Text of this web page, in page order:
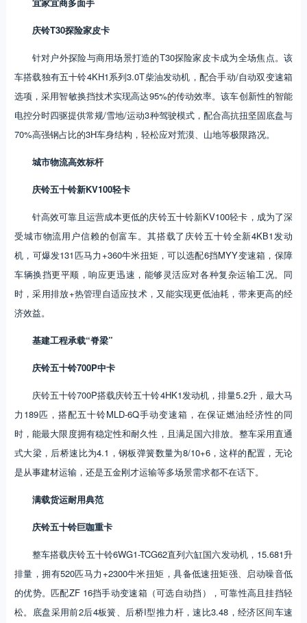
庆铃T30探险家皮卡
针对户外探险与商用场景打造的T30探险家皮卡成为全场焦点。该
车搭载独有五十铃4KH1系列3.0T柴油发动机，配合手动/自动双变速箱
选项，采用智敏换挡技术实现高达95%的传动效率。该车创新性的智能
电控分时四驱提供常规/雪地/运动3种驾驶模式，配合高抗扭坚固底盘与
70%高强钢占比的3H车身结构，轻松应对荒漠、山地等极限路况。
城市物流高效标杆
庆铃五十铃新KV100轻卡
针高效可靠且运营成本更低的庆铃五十铃新KV100轻卡，成为了深
受城市物流用户信赖的创富车。其搭载了庆铃五十铃全新4KB1发动
机，可爆发131匹马力+360牛米扭矩，可以选配6挡MYY变速箱，保障
车辆换挡更平顺，响应更迅速，能够灵活应对各种复杂运输工况。同
时，采用排放+热管理自适应技术，又能实现更低油耗，带来更高的经
济效益。
基建工程承载“脊梁”
庆铃五十铃700P中卡
庆铃五十铃700P搭载庆铃五十铃4HK1发动机，排量5.2升，最大马
力189匹，搭配五十铃MLD-6Q手动变速箱，在保证燃油经济性的同
时，能最大限度拥有稳定性和耐久性，且满足国六排放。整车采用直通
式大梁，后桥速比为4.1，钢板弹簧数量为8/10+6，这样的配置，无论
是从事建材运输，还是五金刚才运输等多场景需求都不在话下。
满载货运耐用典范
庆铃五十铃巨咖重卡
整车搭载庆铃五十铃6WG1-TCG62直列六缸国六发动机，15.681升
排量，拥有520匹马力+2300牛米扭矩，具备低速扭矩强、启动噪音低
的优势。匹配ZF 16挡手动变速箱（可选自动挡），可靠性高且挂挡轻
松。底盘采用前2后4板簧、后桥I型推力杆，速比3.48，经济区间车速